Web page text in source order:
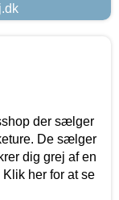
der sælger
De sælger
dig grej af en
her for at se